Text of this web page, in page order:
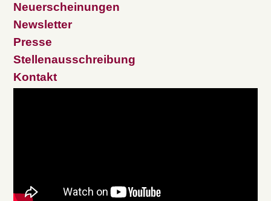
Neuerscheinungen
Newsletter
Presse
Stellenausschreibung
Kontakt